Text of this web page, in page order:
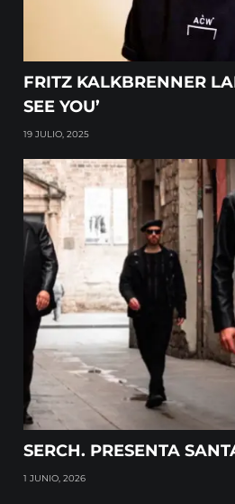
FRITZ KALKBRENNER
SEE YOU’
19 JULIO, 2025
SERCH. PRESENTA
1 JUNIO, 2026